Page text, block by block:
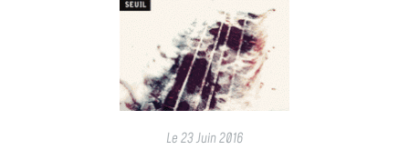
Le23 Juin 2016